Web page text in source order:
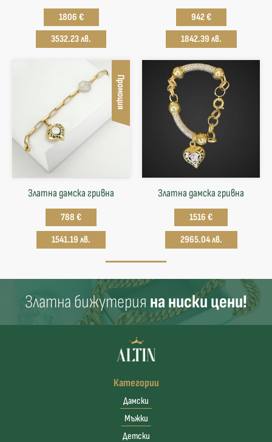
1806 €
3532.23 лв.
942 €
1842.39 лв.
Промоция
Златна дамска гривна
788 €
1541.19 лв.
Златна дамска гривна
1516 €
2965.04 лв.
Златна бижутерия на ниски цени!
Категории
Дамски
Мъжки
Детски